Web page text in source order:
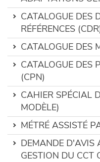
CATALOGUE DES
RÉFÉRENCES
CATALOGUE DES
CATALOGUE DES
(CPN)
CAHIER SPÉCIAL
MODÈLE)
MÉTRÉ ASSISTÉ
DEMANDE D'AVIS
GESTION DU CCT